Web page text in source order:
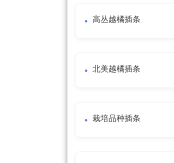
高丛越橘插条
北美越橘插条
栽培品种插条